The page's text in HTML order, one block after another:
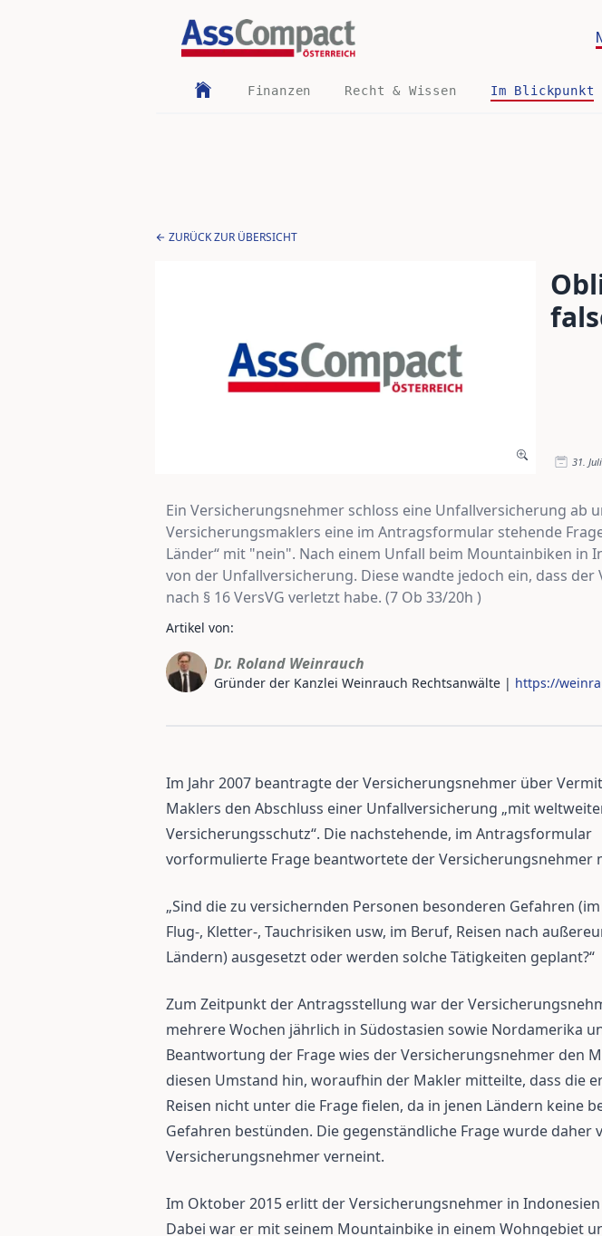
Finanzen Recht & Wissen Im Blickpunkt
ZURÜCK ZUR ÜBERSICHT
31.
Ein Versicherungsnehmer schloss eine Unfallversicherung
Versicherungsmaklers eine im Antragsformular stehende
Länder“ mit "nein". Nach einem Unfall beim Mountainbiken
von der Unfallversicherung. Diese wandte jedoch ein, dass
nach § 16 VersVG verletzt habe. (7 Ob 33/20h )
Artikel von:
Dr. Roland Weinrauch
Gründer der Kanzlei Weinrauch Rechtsanwälte | https://
Im Jahr 2007 beantragte der Versicherungsnehmer über
Maklers den Abschluss einer Unfallversicherung „mit
Versicherungsschutz“. Die nachstehende, im Antragsformular
vorformulierte Frage beantwortete der Versicherungsnehmer
„Sind die zu versichernden Personen besonderen Gefahren
Flug-, Kletter-, Tauchrisiken usw, im Beruf, Reisen nach
Ländern) ausgesetzt oder werden solche Tätigkeiten geplant?“
Zum Zeitpunkt der Antragsstellung war der
mehrere Wochen jährlich in Südostasien sowie Nordamerika
Beantwortung der Frage wies der Versicherungsnehmer den
diesen Umstand hin, woraufhin der Makler mitteilte, dass die
Reisen nicht unter die Frage fielen, da in jenen Ländern keine
Gefahren bestünden. Die gegenständliche Frage wurde daher
Versicherungsnehmer verneint.
Im Oktober 2015 erlitt der Versicherungsnehmer in
Dabei war er mit seinem Mountainbike in einem Wohngebiet